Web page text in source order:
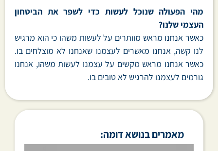
מהי הפעולה שנוכל לעשות כדי לשפר את הביטחון
העצמי שלנו?
כאשר אנחנו מראש מוותרים על לעשות משהו כי הוא מרגיש
לנו קשה, אנחנו מאשרים לעצמנו שאנחנו לא מוצלחים בו.
כאשר אנחנו מראש מקשים על עצמנו לעשות משהו, אנחנו
גורמים לעצמנו להרגיש לא טובים בו.
מאמרים בנושא דומה: